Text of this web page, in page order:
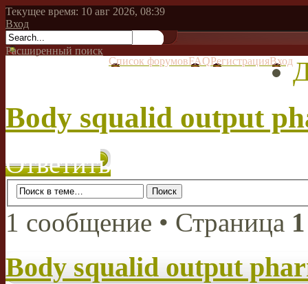
Текущее время: 10 авг 2026, 08:39
Вход
Расширенный поиск
Список форумовFAQРегистрацияВход
Body squalid output
Ответить
1 сообщение • Страница 1
Body squalid output